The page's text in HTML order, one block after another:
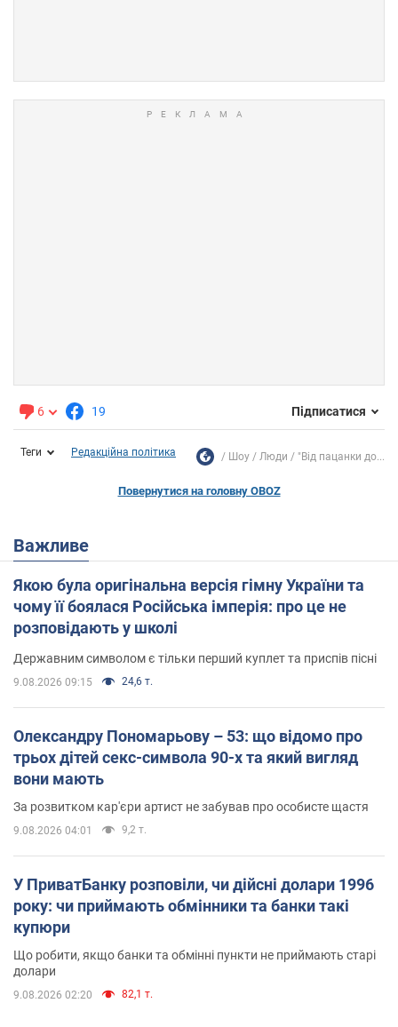
6 19 Підписатися
Теги Редакційна політика Шоу Люди "Від пацанки до...
Повернутися на головну OBOZ
Важливе
Якою була оригінальна версія гімну України та
чому її боялася Російська імперія: про це не
розповідають у школі
Державним символом є тільки перший куплет та приспів пісні
9.08.2026 09:15 24,6 т.
Олександру Пономарьову – 53: що відомо про
трьох дітей секс-символа 90-х та який вигляд
вони мають
За розвитком кар'єри артист не забував про особисте щастя
9.08.2026 04:01 9,2 т.
У ПриватБанку розповіли, чи дійсні долари 1996
року: чи приймають обмінники та банки такі
купюри
Що робити, якщо банки та обмінні пункти не приймають старі
долари
9.08.2026 02:20 82,1 т.